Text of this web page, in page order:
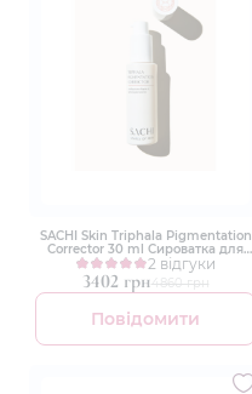
SACHI Skin Triphala Pigmentation
Corrector 30 ml Сироватка для
корекції пігментації
2 відгуки
3402 грн4860 грн
Повідомити